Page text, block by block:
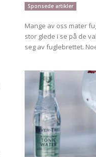
Sponsede artikler
Mange av oss mater
stor glede i se på de
seg av fuglebrettet.